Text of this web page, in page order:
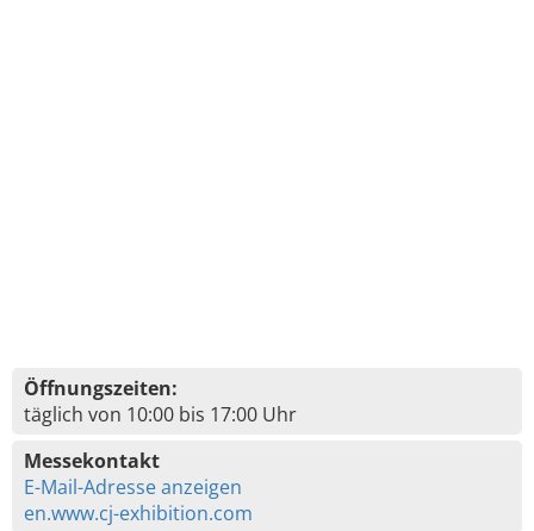
Öffnungszeiten:
täglich von 10:00 bis 17:00 Uhr
Messekontakt
E-Mail-Adresse anzeigen
en.www.cj-exhibition.com